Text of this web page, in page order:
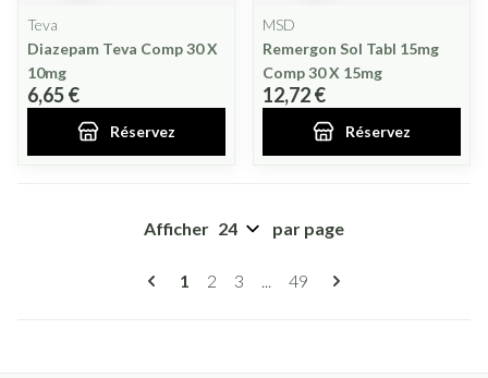
Teva
Diazepam Teva Comp 30 X
10mg
6,65 €
Réservez
MSD
Remergon Sol Tabl 15mg
Comp 30 X 15mg
12,72 €
Réservez
Vous lisez actuellement la page
1 Page
2 Page
3 ... Page
49
Afficher par page